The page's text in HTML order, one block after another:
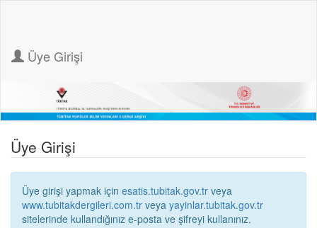
Üye Girişi
Üye Girişi
Üye girişi yapmak için esatis.tubitak.gov.tr veya
www.tubitakdergileri.com.tr veya yayinlar.tubitak.gov.tr
sitelerinde kullandığınız e-posta ve şifreyi kullanınız.